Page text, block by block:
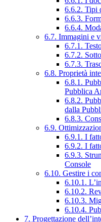
6.6.2. Tipi
6.6.3.
6.6.4.
6.7. Immagini e
6.7.1.
6.7.2.
6.7.3.
6.8. Proprietà
6.8.1.
Pubblica
6.8.2.
dalla
6.8.3.
6.9.
6.9.1. I
6.9.2. I
6.9.3.
Console
6.10. Gestire i
6.10.1.
6.10.2.
6.10.3.
6.10.4.
7. Progettazione